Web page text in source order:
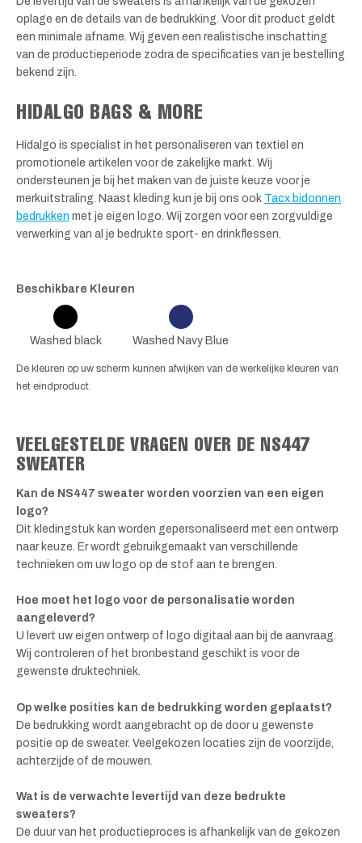
oplage en de details van de bedrukking. Voor dit product geldt
een minimale afname. Wij geven een realistische inschatting
van de productieperiode zodra de specificaties van je bestelling
bekend zijn.
HIDALGO BAGS & MORE
Hidalgo is specialist in het personaliseren van textiel en
promotionele artikelen voor de zakelijke markt. Wij
ondersteunen je bij het maken van de juiste keuze voor je
merkuitstraling. Naast kleding kun je bij ons ook Tacx bidonnen
bedrukken met je eigen logo. Wij zorgen voor een zorgvuldige
verwerking van al je bedrukte sport- en drinkflessen.
Beschikbare Kleuren
Washed black Washed Navy Blue
De kleuren op uw scherm kunnen afwijken van de werkelijke kleuren van
het eindproduct.
VEELGESTELDE VRAGEN OVER DE NS447
SWEATER
Kan de NS447 sweater worden voorzien van een eigen
logo?
Dit kledingstuk kan worden gepersonaliseerd met een ontwerp
naar keuze. Er wordt gebruikgemaakt van verschillende
technieken om uw logo op de stof aan te brengen.
Hoe moet het logo voor de personalisatie worden
aangeleverd?
U levert uw eigen ontwerp of logo digitaal aan bij de aanvraag.
Wij controleren of het bronbestand geschikt is voor de
gewenste druktechniek.
Op welke posities kan de bedrukking worden geplaatst?
De bedrukking wordt aangebracht op de door u gewenste
positie op de sweater. Veelgekozen locaties zijn de voorzijde,
achterzijde of de mouwen.
Wat is de verwachte levertijd van deze bedrukte
sweaters?
De duur van het productieproces is afhankelijk van de gekozen